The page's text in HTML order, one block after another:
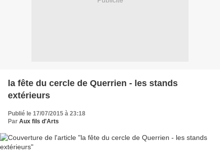
la fête du cercle de Querrien - les stands
extérieurs
Publié le 17/07/2015 à 23:18
Par Aux fils d'Arts